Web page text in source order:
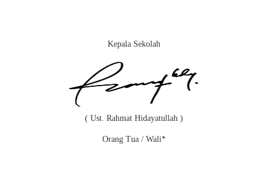
Kepala Sekolah
( Ust. Rahmat Hidayatullah )
Orang Tua / Wali*